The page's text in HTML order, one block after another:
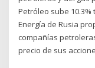
Petróleo sube
Energía de Rusia
compañías
precio de sus